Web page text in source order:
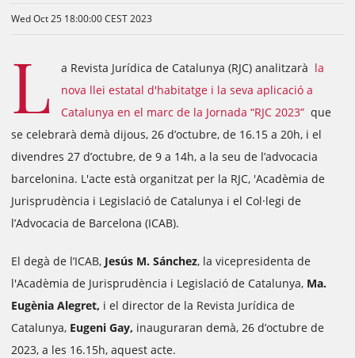
Wed Oct 25 18:00:00 CEST 2023
L a Revista Jurídica de Catalunya (RJC) analitzarà la
nova llei estatal d'habitatge i la seva aplicació a
Catalunya en el marc de la Jornada “RJC 2023” que
se celebrarà demà dijous, 26 d’octubre, de 16.15 a 20h, i el
divendres 27 d’octubre, de 9 a 14h, a la seu de l’advocacia
barcelonina. L'acte està organitzat per la RJC, 'Acadèmia de
Jurisprudència i Legislació de Catalunya i el Col·legi de
l’Advocacia de Barcelona (ICAB).
El degà de l’ICAB, Jesús M. Sánchez, la vicepresidenta de
l'Acadèmia de Jurisprudència i Legislació de Catalunya, Ma.
Eugènia Alegret, i el director de la Revista Jurídica de
Catalunya, Eugeni Gay, inauguraran demà, 26 d’octubre de
2023, a les 16.15h, aquest acte.